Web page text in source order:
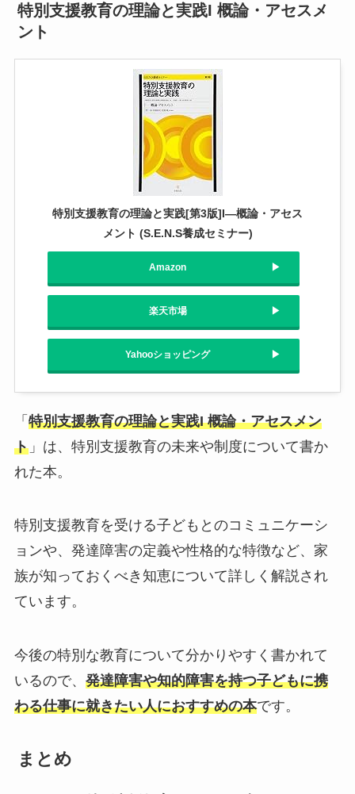
特別支援教育の理論と実践I 概論・アセスメ
ント
特別支援教育の理論と実践[第3版]I―概論・アセス
メント (S.E.N.S養成セミナー)
Amazon
楽天市場
Yahooショッピング
「 特別支援教育の理論と実践I 概論・アセスメン
ト」は、特別支援教育の未来や制度について書か
れた本。
特別支援教育を受ける子どもとのコミュニケーシ
ョンや、発達障害の定義や性格的な特徴など、家
族が知っておくべき知恵について詳しく解説され
ています。
今後の特別な教育について分かりやすく書かれて
いるので、 発達障害や知的障害を持つ子どもに携
わる仕事に就きたい人におすすめの本です。
まとめ